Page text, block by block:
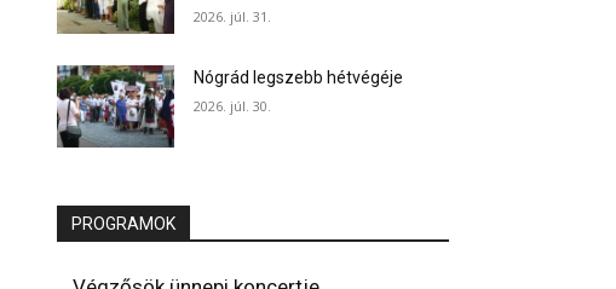
2026. júl. 31.
Nógrád legszebb hétvégéje
2026. júl. 30.
PROGRAMOK